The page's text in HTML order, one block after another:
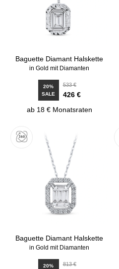
Baguette Diamant Halskette
in Gold mit Diamanten
20%
SALE
533 €
426 €
ab 18 € Monatsraten
Baguette Diamant Halskette
in Gold mit Diamanten
20%
813 €